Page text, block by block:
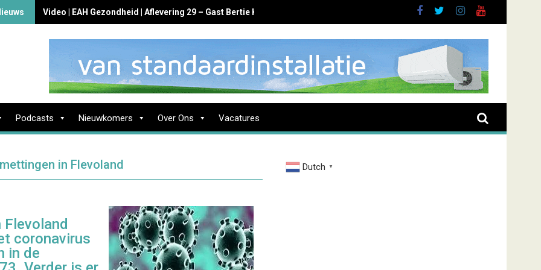
Video | EAH Gezondheid | Aflevering 29 – Gast Bertie Koussen
Podcasts Nieuwkomers Over Ons Vacatures
in Flevoland
coronavirus
in de
Dutch ▼